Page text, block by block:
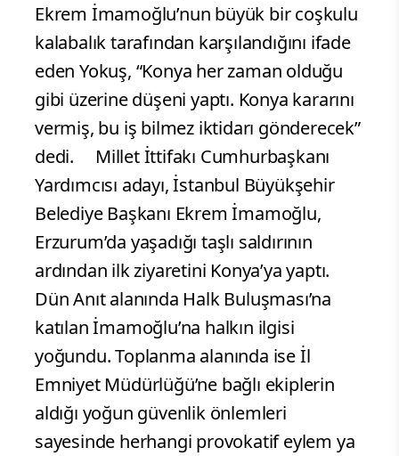
Ekrem İmamoğlu’nun büyük bir coşkulu
kalabalık tarafından karşılandığını ifade
eden Yokuş, “Konya her zaman olduğu
gibi üzerine düşeni yaptı. Konya kararını
vermiş, bu iş bilmez iktidarı gönderecek”
dedi. Millet İttifakı Cumhurbaşkanı
Yardımcısı adayı, İstanbul Büyükşehir
Belediye Başkanı Ekrem İmamoğlu,
Erzurum’da yaşadığı taşlı saldırının
ardından ilk ziyaretini Konya’ya yaptı.
Dün Anıt alanında Halk Buluşması’na
katılan İmamoğlu’na halkın ilgisi
yoğundu. Toplanma alanında ise İl
Emniyet Müdürlüğü’ne bağlı ekiplerin
aldığı yoğun güvenlik önlemleri
sayesinde herhangi provokatif eylem ya